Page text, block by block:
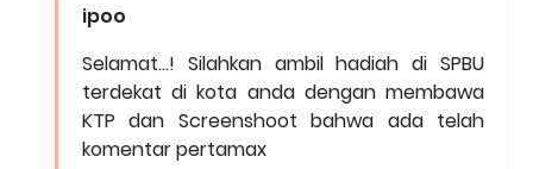
ipoo
Selamat...! Silahkan ambil hadiah di SPBU
terdekat di kota anda dengan membawa
KTP dan Screenshoot bahwa ada telah
komentar pertamax